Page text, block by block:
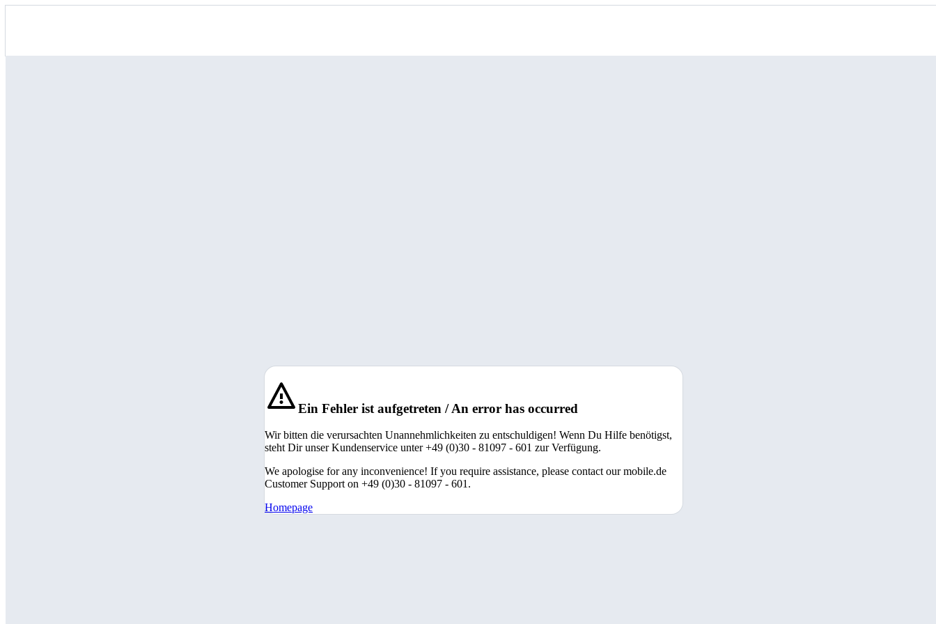
Ein Fehler ist aufgetreten / An error has occurred
Wir bitten die verursachten Unannehmlichkeiten zu entschuldigen! Wenn Du Hilfe benötigst,
steht Dir unser Kundenservice unter +49 (0)30 - 81097 - 601 zur Verfügung.
We apologise for any inconvenience! If you require assistance, please contact our mobile.de
Customer Support on +49 (0)30 - 81097 - 601.
Homepage